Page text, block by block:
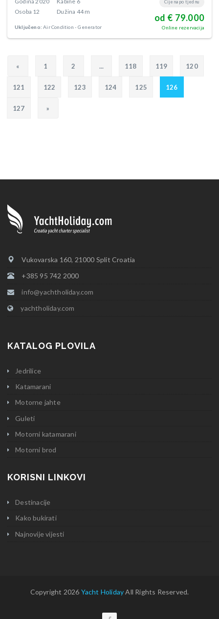
Osoba 12 Dužina 44 m
Uključeno: Air Condition Generator
Cijena po tjednu
od € 79.000
Online rezervacija
« 1 2 ... 118 119 120
121 122 123 124 125 126
127 »
Vukovarska 160, 21000 Split Croatia
+385 95 742 2000
info@yachtholiday.com
yachtholiday.com
KATALOG PLOVILA
Jedrilice
Katamarani
Motorne jahte
Guleti
Motorni katamarani
Motorni brod
KORISNI LINKOVI
Destinacije
Kako bukirati
Najnovije vijesti
Copyright 2026 Yacht HolidayAll Rights Reserved.